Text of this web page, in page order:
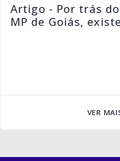
Artigo - Por trás
MP de Goiás,
VER